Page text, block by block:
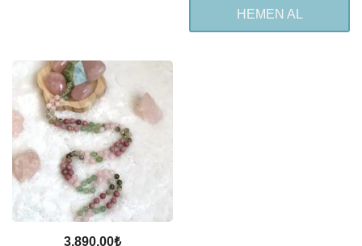
HEMEN AL
3.890,00₺